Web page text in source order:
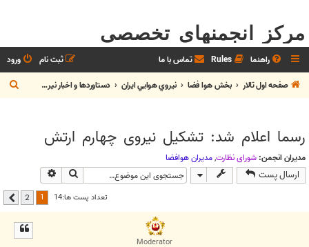
مرکز انجمنهای تخصصی
راهنما Rules تماس با ما ورود
ثبت نام
صفحه اول تالار
بخش هوا فضا نيروي هوايي ايران دستاوردها و اخبار نيروي هوايي
ج
س
رسما اعلام شد: تشکیل نیروی چهارم ارتش
مدیران انجمن: شوراي نظارت,مديران هوافضا
ارسال پست جستجو
تعداد پست ها:14 2 بعدی
Moderator